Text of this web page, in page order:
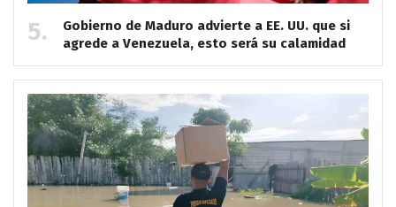
Gobierno de Maduro advierte a EE. UU. que si
agrede a Venezuela, esto será su calamidad